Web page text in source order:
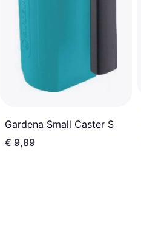
Gardena Small Caster S
€ 9,89